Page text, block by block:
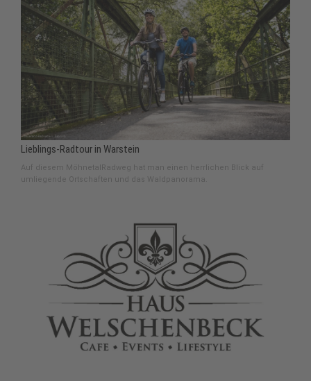
Lieblings-Radtour in Warstein
Auf diesem MöhnetalRadweg hat man einen herrlichen Blick auf
umliegende Ortschaften und das Waldpanorama.